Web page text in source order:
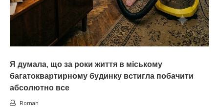
Я думала, що за роки життя в міському
багатоквартирному будинку встигла побачити
абсолютно все
Roman